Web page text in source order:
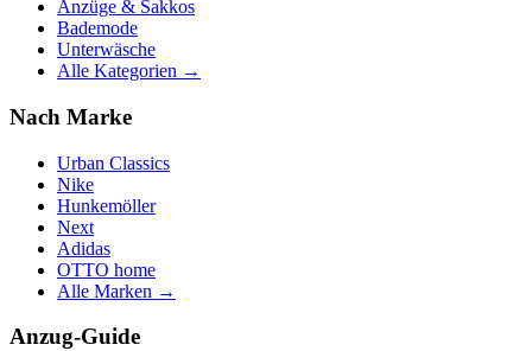
Anzüge & Sakkos
Bademode
Unterwäsche
Alle Kategorien →
Nach Marke
Urban Classics
Nike
Hunkemöller
Next
Adidas
OTTO home
Alle Marken →
Anzug-Guide